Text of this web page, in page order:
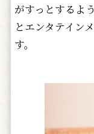
がすっとするよ
とエンタテイン
す。